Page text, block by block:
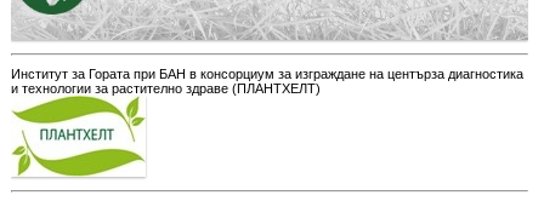
Институт за Гората при БАН в консорциум за изграждане на центърза диагностика
и технологии за растително здраве (ПЛАНТХЕЛТ)